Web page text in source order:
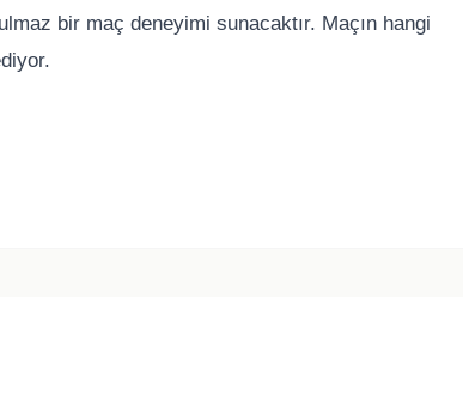
bir maç deneyimi sunacaktır. Maçın hangi